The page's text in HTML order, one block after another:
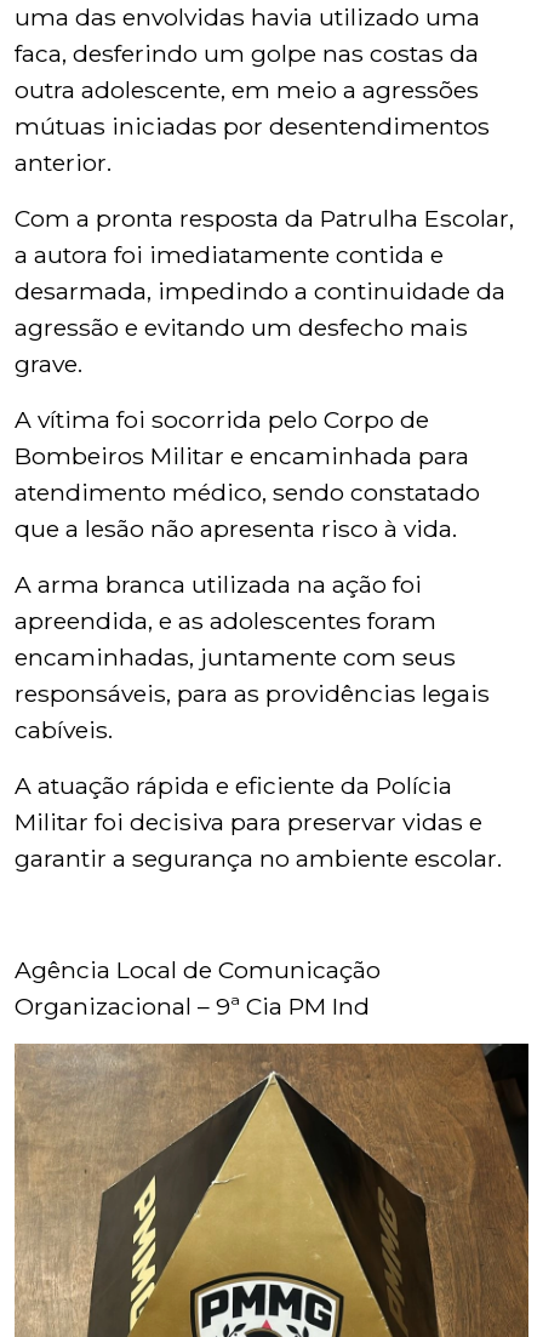
uma das envolvidas havia utilizado uma
faca, desferindo um golpe nas costas da
outra adolescente, em meio a agressões
mútuas iniciadas por desentendimentos
anterior.
Com a pronta resposta da Patrulha Escolar,
a autora foi imediatamente contida e
desarmada, impedindo a continuidade da
agressão e evitando um desfecho mais
grave.
A vítima foi socorrida pelo Corpo de
Bombeiros Militar e encaminhada para
atendimento médico, sendo constatado
que a lesão não apresenta risco à vida.
A arma branca utilizada na ação foi
apreendida, e as adolescentes foram
encaminhadas, juntamente com seus
responsáveis, para as providências legais
cabíveis.
A atuação rápida e eficiente da Polícia
Militar foi decisiva para preservar vidas e
garantir a segurança no ambiente escolar.
Agência Local de Comunicação
Organizacional – 9ª Cia PM Ind